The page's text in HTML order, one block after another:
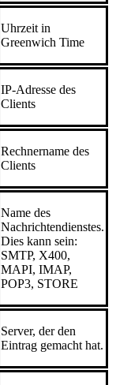
Uhrzeit in
Greenwich Time
IP-Adresse des
Clients
Rechnername des
Clients
Name des
Nachrichtendienstes.
Dies kann sein:
SMTP, X400,
MAPI, IMAP,
POP3, STORE
Server, der den
Eintrag gemacht hat.